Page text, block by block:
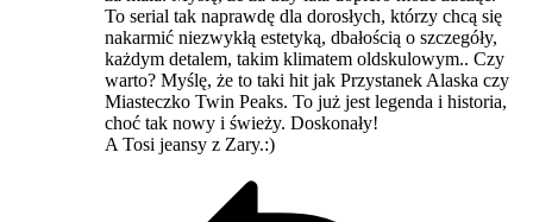
To serial tak naprawdę dla dorosłych, którzy chcą się
nakarmić niezwykłą estetyką, dbałością o szczegóły,
każdym detalem, takim klimatem oldskulowym.. Czy
warto? Myślę, że to taki hit jak Przystanek Alaska czy
Miasteczko Twin Peaks. To już jest legenda i historia,
choć tak nowy i świeży. Doskonały!
A Tosi jeansy z Zary.:)